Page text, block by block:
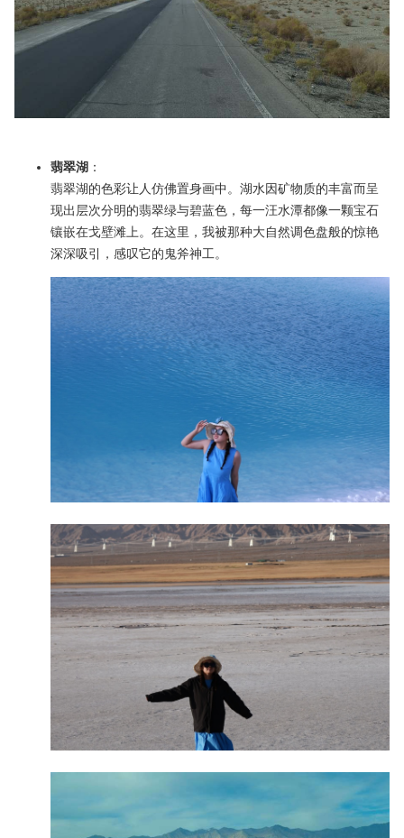
翡翠湖 ：
翡翠湖的色彩让人仿佛置身画中。湖水因矿物质的丰富而呈
现出层次分明的翡翠绿与碧蓝色，每一汪水潭都像一颗宝石
镶嵌在戈壁滩上。在这里，我被那种大自然调色盘般的惊艳
深深吸引，感叹它的鬼斧神工。